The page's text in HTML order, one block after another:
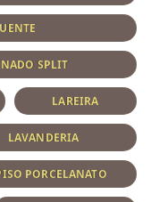
SPLIT
LAREIRA
LAVANDERIA
PORCELANATO